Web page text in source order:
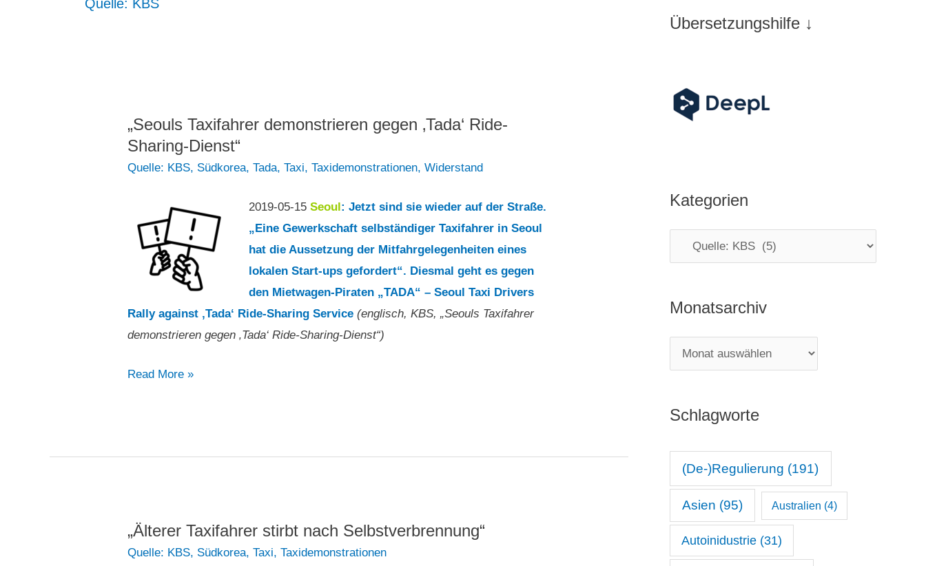
Quelle: KBS
„Seouls Taxifahrer demonstrieren gegen ‚Tada‘ Ride-
Sharing-Dienst“
Quelle: KBS, Südkorea,Tada,Taxi,Taxidemonstrationen,Widerstand
2019-05-15 Seoul : Jetzt sind sie wieder auf der Straße.
„Eine Gewerkschaft selbständiger Taxifahrer in Seoul
hat die Aussetzung der Mitfahrgelegenheiten eines
lokalen Start-ups gefordert“. Diesmal geht es gegen
den Mietwagen-Piraten „TADA“ – Seoul Taxi Drivers
Rally against ‚Tada‘ Ride-Sharing Service (englisch, KBS, „Seouls Taxifahrer
demonstrieren gegen ‚Tada‘ Ride-Sharing-Dienst“)
„Seouls
‚Tada‘
Dienst“
Read More »
„Älterer Taxifahrer stirbt nach Selbstverbrennung“
Quelle: KBS, Südkorea,Taxi,Taxidemonstrationen
Übersetzungshilfe ↓
Kategorien
a
e
g
n
Monatsarchiv
o
a
a
h
Schlagworte
(De-)Regulierung (191)
Asien (95) Australien (4)
Autoinidustrie(31)